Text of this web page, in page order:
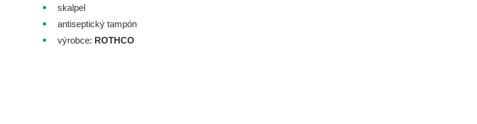
skalpel
antiseptický tampón
výrobce: ROTHCO